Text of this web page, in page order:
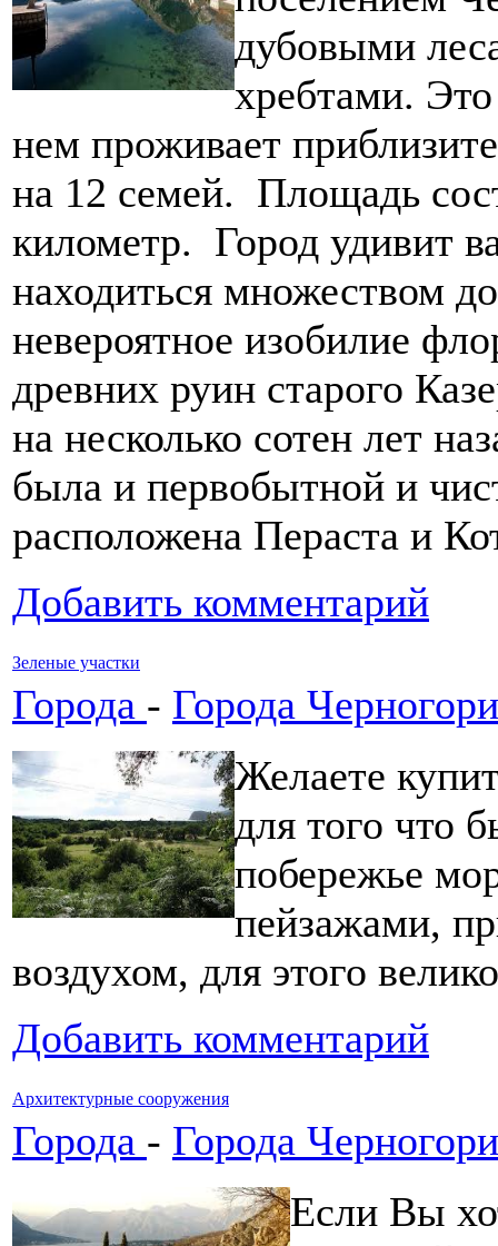
дубовыми
хребтами.
нем проживает
на 12 семей. Площадь
километр. Город удивит
находиться множеством
невероятное изобилие
древних руин старого
на несколько сотен лет
была и первобытной и
расположена Пераста и
Добавить комментарий
Зеленые участки
Города - Города
Желаете
для того что
побережье
пейзажами,
воздухом, для этого
Добавить комментарий
Архитектурные сооружения
Города - Города
Если Вы